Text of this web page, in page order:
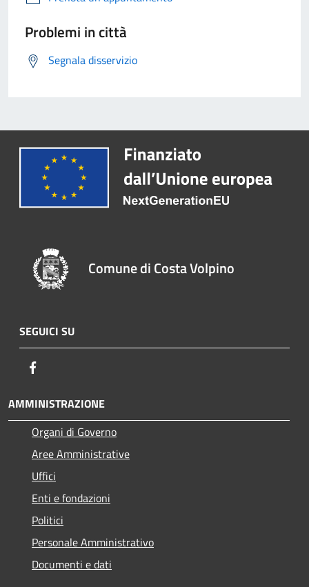
Problemi in città
Segnala disservizio
Comune di Costa Volpino
SEGUICI SU
AMMINISTRAZIONE
Organi di Governo
Aree Amministrative
Uffici
Enti e fondazioni
Politici
Personale Amministrativo
Documenti e dati